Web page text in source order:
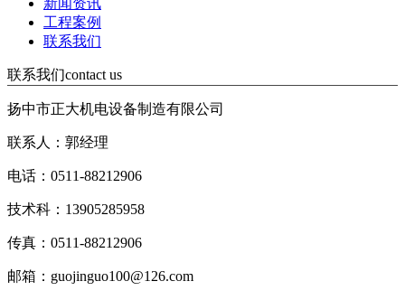
新闻资讯
工程案例
联系我们
联系我们contact us
扬中市正大机电设备制造有限公司
联系人：郭经理
电话：0511-88212906
技术科：13905285958
传真：0511-88212906
邮箱：guojinguo100@126.com